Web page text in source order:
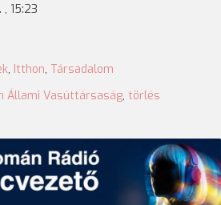
15:23
, Itthon, Társadalom
Állami Vasúttársaság, törlés